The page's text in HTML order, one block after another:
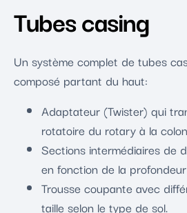
Tubes casing
Un système complet de tubes
composé partant du haut:
Adaptateur (Twister) qui
rotatoire du rotary à la
Sections intermédiaires de
en fonction de la
Trousse coupante avec
taille selon le type de sol.